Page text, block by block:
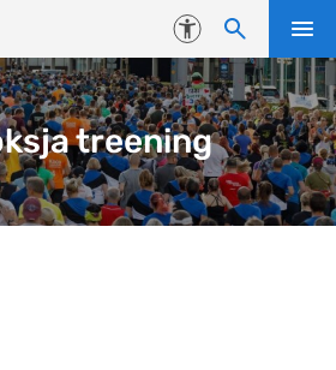
Juurdepääsetavus
treening